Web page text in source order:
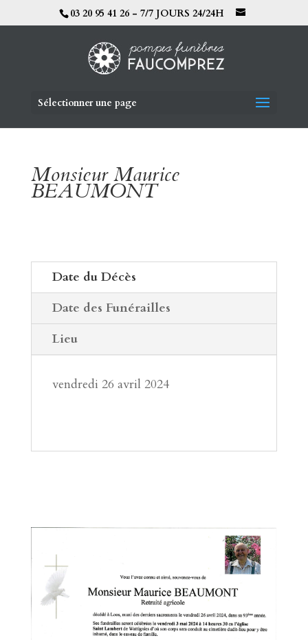
03 20 95 41 26 - 7/7 JOURS 24/24H
Sélectionner une page
Monsieur Maurice
BEAUMONT
Date du Décès
Date des Funérailles
Lieu
vendredi 26 avril 2024